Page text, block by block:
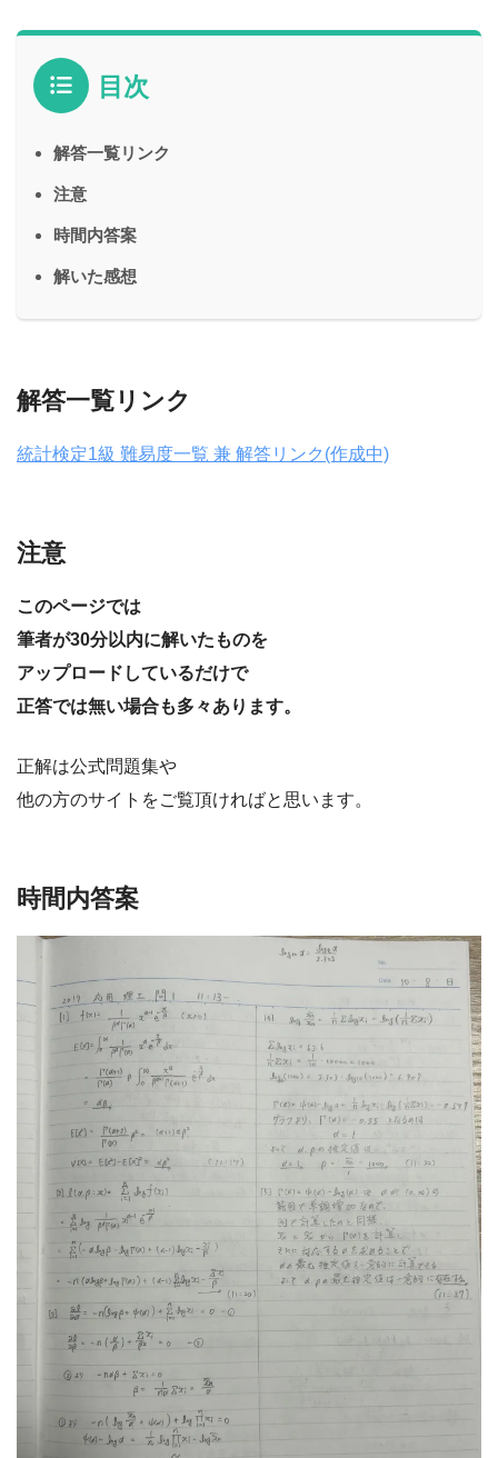
目次
解答一覧リンク
注意
時間内答案
解いた感想
解答一覧リンク
統計検定1級 難易度一覧 兼 解答リンク(作成中)
注意
このページでは
筆者が30分以内に解いたものを
アップロードしているだけで
正答では無い場合も多々あります。
正解は公式問題集や
他の方のサイトをご覧頂ければと思います。
時間内答案